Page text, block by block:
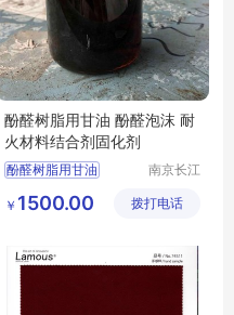
酚醛树脂用甘油 酚醛泡沫 耐
火材料结合剂固化剂
酚醛树脂用甘油
酚醛树脂用甘油行情
南京长江
科技有限
￥ 1500.00 拨打电话